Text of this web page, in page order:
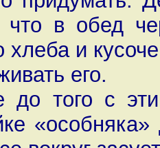
что в обед
хлеба и
его.
того с